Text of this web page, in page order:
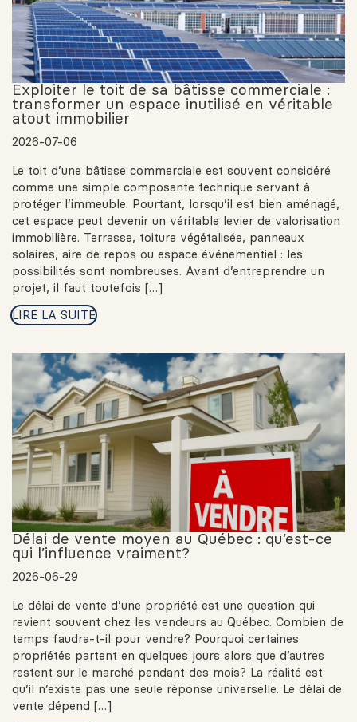
Exploiter le toit de sa bâtisse commerciale :
transformer un espace inutilisé en véritable
atout immobilier
2026-07-06
Le toit d’une bâtisse commerciale est souvent considéré
comme une simple composante technique servant à
protéger l’immeuble. Pourtant, lorsqu’il est bien aménagé,
cet espace peut devenir un véritable levier de valorisation
immobilière. Terrasse, toiture végétalisée, panneaux
solaires, aire de repos ou espace événementiel : les
possibilités sont nombreuses. Avant d’entreprendre un
projet, il faut toutefois […]
LIRE LA SUITE
Délai de vente moyen au Québec : qu’est-ce
qui l’influence vraiment?
2026-06-29
Le délai de vente d’une propriété est une question qui
revient souvent chez les vendeurs au Québec. Combien de
temps faudra-t-il pour vendre? Pourquoi certaines
propriétés partent en quelques jours alors que d’autres
restent sur le marché pendant des mois? La réalité est
qu’il n’existe pas une seule réponse universelle. Le délai de
vente dépend […]